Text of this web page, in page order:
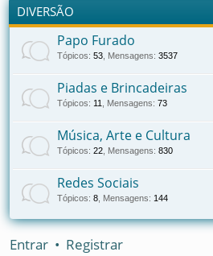
DIVERSÃO
Papo Furado
Tópicos: 53 Mensagens: 3537
Piadas e Brincadeiras
Tópicos: 11 Mensagens: 73
Música, Arte e Cultura
Tópicos: 22 Mensagens: 830
Redes Sociais
Tópicos: 8 Mensagens: 144
Entrar • Registrar